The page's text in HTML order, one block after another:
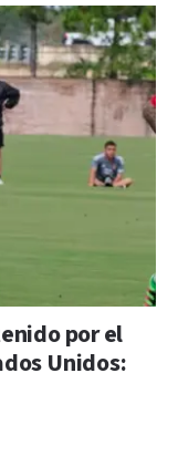
por el
Unidos: